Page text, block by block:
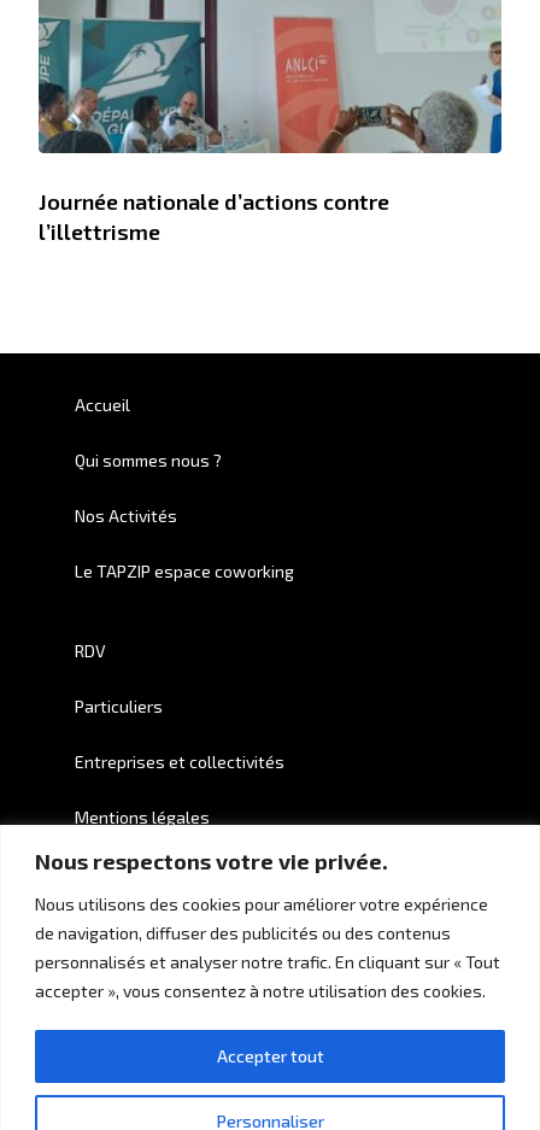
Nous respectons votre vie privée.
Nous utilisons des cookies pour améliorer votre expérience
de navigation, diffuser des publicités ou des contenus
personnalisés et analyser notre trafic. En cliquant sur « Tout
accepter », vous consentez à notre utilisation des cookies.
Personnaliser
Accepter tout
Journée nationale d’actions contre
l’illettrisme
Accueil
Qui sommes nous ?
Nos Activités
Le TAPZIP espace coworking
RDV
Particuliers
Entreprises et collectivités
Mentions légales
Crédits